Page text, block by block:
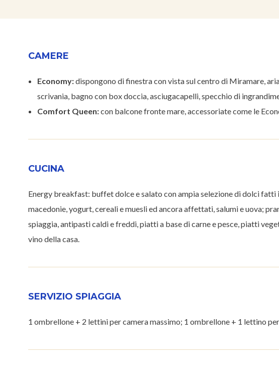
CAMERE
Economy:dispongono di finestra convista sul centro di Miramare,
scrivania, bagno con box doccia, asciugacapelli, specchio di
Comfort Queen:con balcone fronte mare, accessoriate come le
CUCINA
Energy breakfast: buffet dolce e salato con ampia selezione di dolci
macedonie, yogurt, cereali e muesli ed ancora affettati, salumi e uova;
spiaggia, antipasti caldi e freddi, piatti a base di carne e pesce, piatti
vino della casa.
SERVIZIO SPIAGGIA
1 ombrellone + 2 lettini per camera massimo; 1 ombrellone + 1 lettino